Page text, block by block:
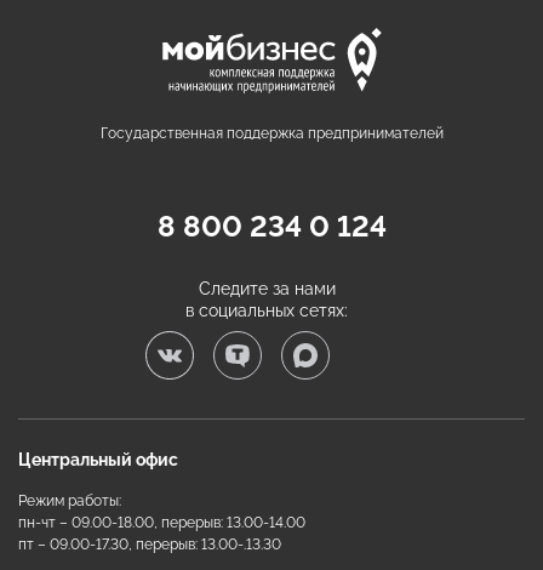
Государственная поддержка предпринимателей
8 800 234 0 124
Следите за нами
в социальных сетях:
Центральный офис
Режим работы:
пн-чт – 09.00-18.00, перерыв: 13.00-14.00
пт – 09.00-17.30, перерыв: 13.00-.13.30